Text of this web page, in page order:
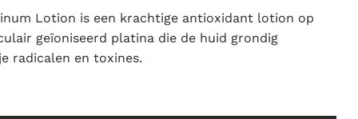
Lotion is een krachtige antioxidant lotion op
geïoniseerd platina die de huid grondig
radicalen en toxines.